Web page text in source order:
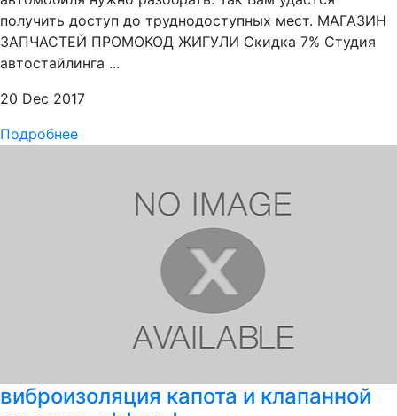
получить доступ до труднодоступных мест. МАГАЗИН
ЗАПЧАСТЕЙ ПРОМОКОД ЖИГУЛИ Скидка 7% Студия
автостайлинга ...
20 Dec 2017
Подробнее
виброизоляция капота и клапанной